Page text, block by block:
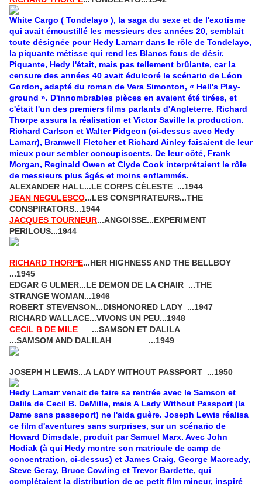
White Cargo ( Tondelayo ), la saga du sexe et de l'exotisme
qui avait émoustillé les messieurs des années 20, semblait
toute désignée pour Hedy Lamarr dans le rôle de Tondelayo,
la piquante métisse qui rend les Blancs fous de désir.
Piquante, Hedy l'était, mais pas tellement brûlante, car la
censure des années 40 avait édulcoré le scénario de Léon
Gordon, adapté du roman de Vera Simonton, « Hell's Play-
ground ». D'innombrables pièces en avaient été tirées, et
c'était l'un des premiers films parlants d'Angleterre. Richard
Thorpe assura la réalisation et Victor Saville la production.
Richard Carlson et Walter Pidgeon (ci-dessus avec Hedy
Lamarr), Bramwell Fletcher et Richard Ainley faisaient de leur
mieux pour sembler concupiscents. De leur côté, Frank
Morgan, Reginald Owen et Clyde Cook interprétaient le rôle
de messieurs plus âgés et moins enflammés.
ALEXANDER HALL...LE CORPS CÉLESTE ...1944
JEAN NEGULESCO...LES CONSPIRATEURS...THE
CONSPIRATORS...1944
JACQUES TOURNEUR...ANGOISSE...EXPERIMENT
PERILOUS...1944
RICHARD THORPE...HER HIGHNESS AND THE BELLBOY
...1945
EDGAR G ULMER...LE DEMON DE LA CHAIR ...THE
STRANGE WOMAN...1946
ROBERT STEVENSON...DISHONORED LADY ...1947
RICHARD WALLACE...VIVONS UN PEU...1948
CECIL B DE MILE ...SAMSON ET DALILA
...SAMSOM AND DALILAH ...1949
JOSEPH H LEWIS...A LADY WITHOUT PASSPORT ...1950
Hedy Lamarr venait de faire sa rentrée avec le Samson et
Dalila de Cecil B. DeMille, mais A Lady Without Passport (la
Dame sans passeport) ne l'aida guère. Joseph Lewis réalisa
ce film d'aventures sans surprises, sur un scénario de
Howard Dimsdale, produit par Samuel Marx. Avec John
Hodiak (à qui Hedy montre son matricule de camp de
concentration, ci-dessus) et James Craig, George Macready,
Steve Geray, Bruce Cowling et Trevor Bardette, qui
complétaient la distribution de ce petit film mineur, inspiré